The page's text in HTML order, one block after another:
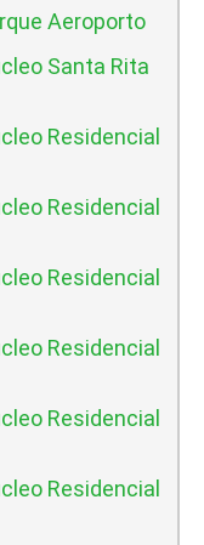
Aeroporto
Santa Rita
Residencial
Residencial
Residencial
Residencial
Residencial
Residencial